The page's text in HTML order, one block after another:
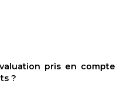
pris en compte
?